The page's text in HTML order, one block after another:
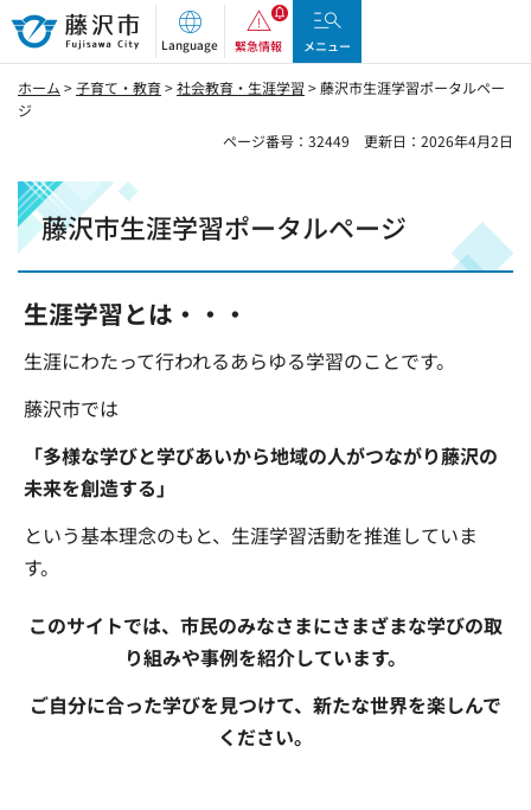
藤沢市
Language 緊急情報 メニュー
ホーム >子育て・教育>社会教育・生涯学習 > 藤沢市生涯学習ポータルペー
ジ
ページ番号：32449
更新日：2026年4月2日
藤沢市生涯学習ポータルページ
生涯学習とは・・・
生涯にわたって行われるあらゆる学習のことです。
藤沢市では
「多様な学びと学びあいから地域の人がつながり藤沢の
未来を創造する」
という基本理念のもと、生涯学習活動を推進していま
す。
このサイトでは、市民のみなさまにさまざまな学びの取
り組みや事例を紹介しています。
ご自分に合った学びを見つけて、新たな世界を楽しんで
ください。